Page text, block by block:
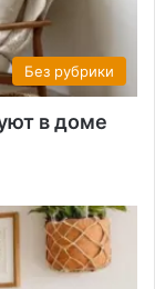
Без рубрики
в доме